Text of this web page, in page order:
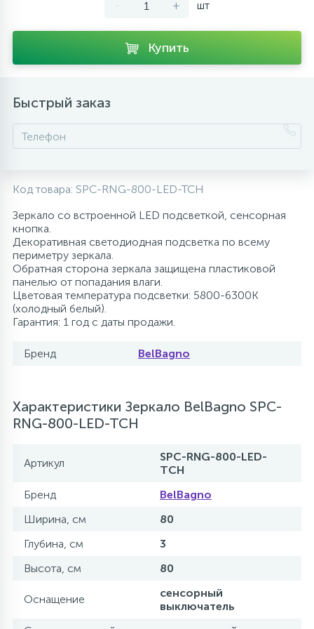
Душевые системы
- + шт
Купить
Быстрый заказ
Код товара: SPC-RNG-800-LED-TCH
Зеркало со встроенной LED подсветкой, сенсорная
кнопка.
Декоративная светодиодная подсветка по всему
периметру зеркала.
Обратная сторона зеркала защищена пластиковой
панелью от попадания влаги.
Цветовая температура подсветки: 5800-6300K
(холодный белый).
Гарантия: 1 год с даты продажи.
Бренд BelBagno
Характеристики Зеркало BelBagno SPC-
RNG-800-LED-TCH
Артикул
SPC-RNG-800-LED-
TCH
Бренд
BelBagno
Ширина, см
80
Глубина, см
3
Высота, см
80
Оснащение
сенсорный
выключатель